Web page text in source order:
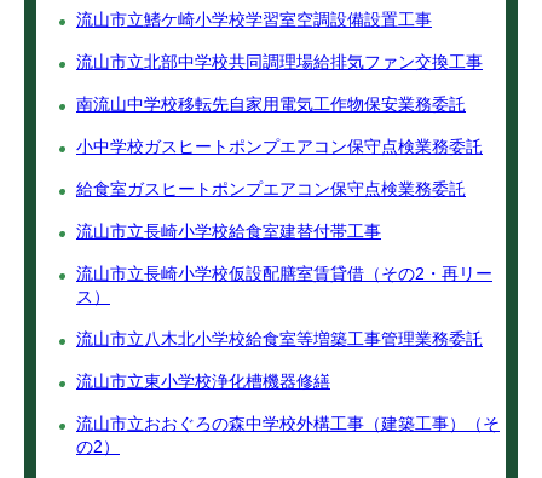
流山市立鰭ケ崎小学校学習室空調設備設置工事
流山市立北部中学校共同調理場給排気ファン交換工事
南流山中学校移転先自家用電気工作物保安業務委託
小中学校ガスヒートポンプエアコン保守点検業務委託
給食室ガスヒートポンプエアコン保守点検業務委託
流山市立長崎小学校給食室建替付帯工事
流山市立長崎小学校仮設配膳室賃貸借（その2・再リー
ス）
流山市立八木北小学校給食室等増築工事管理業務委託
流山市立東小学校浄化槽機器修繕
流山市立おおぐろの森中学校外構工事（建築工事）（そ
の2）